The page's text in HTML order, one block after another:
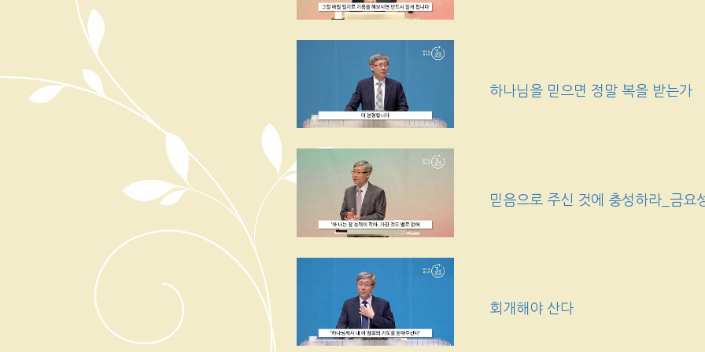
하나님을 믿으면 정말 복을 받는가
믿음으로 주신 것에 충성하라_금요
회개해야 산다